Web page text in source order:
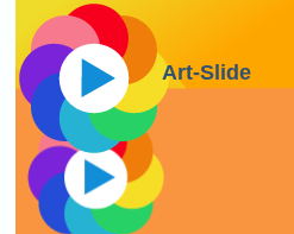
Art-Slide